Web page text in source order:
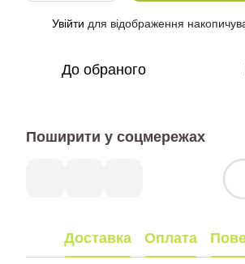
Увійти для відображення
До обраного
Поширити у соцмережах
Доставка Оплата